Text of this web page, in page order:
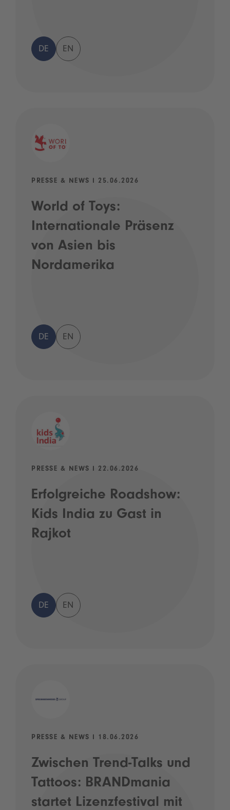
DE EN
PRESSE & NEWS I 25.06.2026
World of Toys:
Internationale Präsenz
von Asien bis
Nordamerika
DE EN
PRESSE & NEWS I 22.06.2026
Erfolgreiche Roadshow:
Kids India zu Gast in
Rajkot
DE EN
PRESSE & NEWS I 18.06.2026
Zwischen Trend-Talks und
Tattoos: BRANDmania
startet Lizenzfestival mit